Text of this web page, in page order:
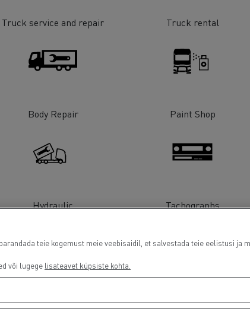
Truck service and repair Truck rental
Body Repair Paint Shop
Hydraulic Tachographs
Distribution
teie kogemust meie veebisaidil, et salvestada teie eelistusi
või lugege lisateavet küpsiste kohta.